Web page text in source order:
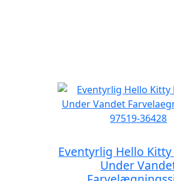
Eventyrlig Hello
Under